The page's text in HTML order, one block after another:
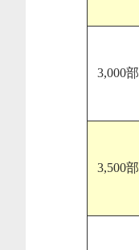
3,000部
3,500部